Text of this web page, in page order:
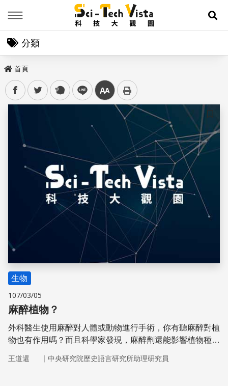
展
分類
首頁
facebooktwitter plurk line 中
儲存
生物
107/03/05
麻醉植物？
外科醫生使用麻醉對人體或動物進行手術，你有聽麻醉對植
物也有作用嗎？而且科學家發現，麻醉劑還能影響植物種子
王道還 ｜ 中央研究院歷史語言研究所助理研究員